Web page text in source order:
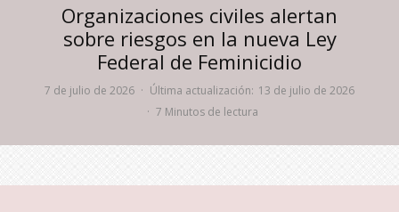
Organizaciones civiles alertan
sobre riesgos en la nueva Ley
Federal de Feminicidio
7 de julio de 2026 · Última actualización: 13 de julio de 2026
· 7 Minutos de lectura